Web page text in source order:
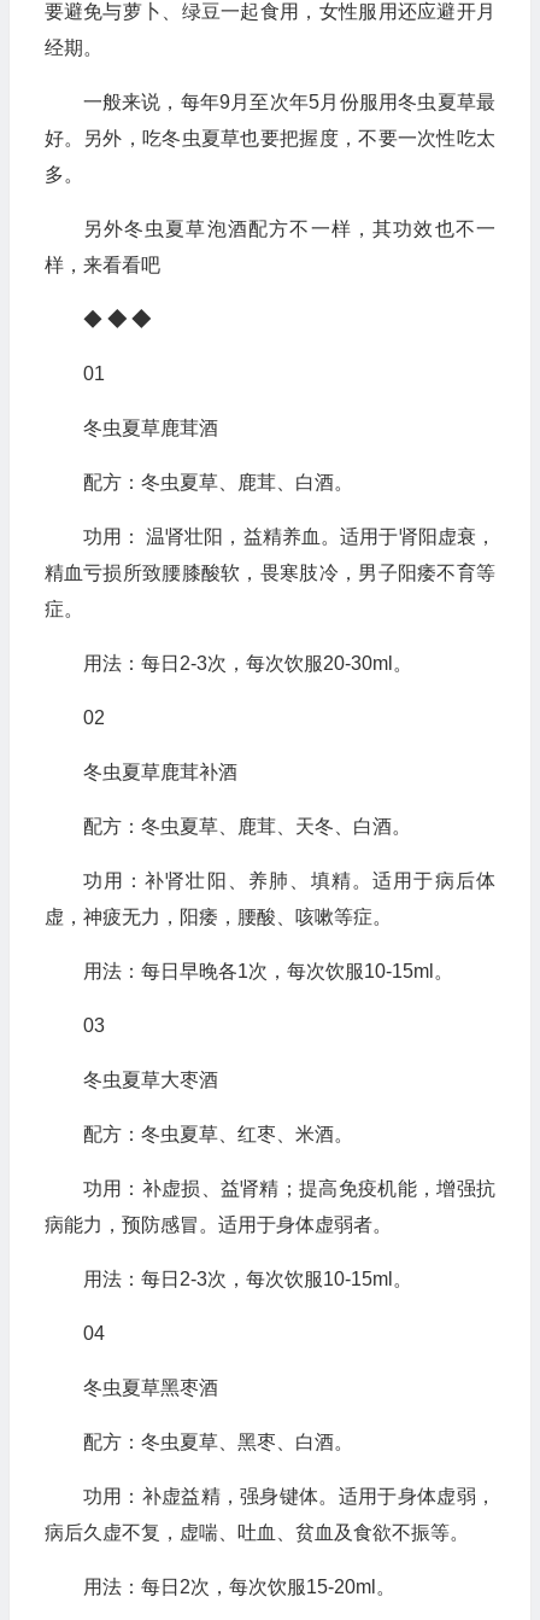
要避免与萝卜、绿豆一起食用，女性服用还应避开月
经期。
一般来说，每年9月至次年5月份服用冬虫夏草最
好。另外，吃冬虫夏草也要把握度，不要一次性吃太
多。
另外冬虫夏草泡酒配方不一样，其功效也不一
样，来看看吧
◆◆ ◆
01
冬虫夏草鹿茸酒
配方：冬虫夏草、鹿茸、白酒。
功用： 温肾壮阳，益精养血。适用于肾阳虚衰，
精血亏损所致腰膝酸软，畏寒肢冷，男子阳痿不育等
症。
用法：每日2-3次，每次饮服20-30ml。
02
冬虫夏草鹿茸补酒
配方：冬虫夏草、鹿茸、天冬、白酒。
功用：补肾壮阳、养肺、填精。适用于病后体
虚，神疲无力，阳痿，腰酸、咳嗽等症。
用法：每日早晚各1次，每次饮服10-15ml。
03
冬虫夏草大枣酒
配方：冬虫夏草、红枣、米酒。
功用：补虚损、益肾精；提高免疫机能，增强抗
病能力，预防感冒。适用于身体虚弱者。
用法：每日2-3次，每次饮服10-15ml。
04
冬虫夏草黑枣酒
配方：冬虫夏草、黑枣、白酒。
功用：补虚益精，强身键体。适用于身体虚弱，
病后久虚不复，虚喘、吐血、贫血及食欲不振等。
用法：每日2次，每次饮服15-20ml。